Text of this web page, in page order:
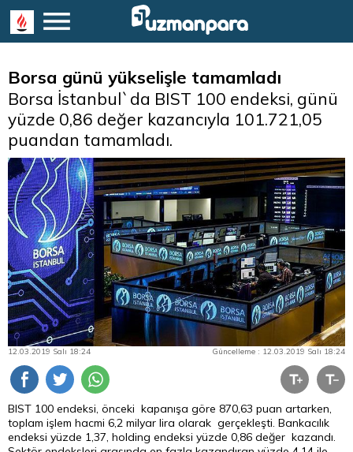
Borsa günü yükselişle tamamladı
Borsa İstanbul`da BIST 100 endeksi, günü
yüzde 0,86 değer kazancıyla 101.721,05
puandan tamamladı.
12.03.2019 Salı 18:24 Güncelleme : 12.03.2019 Salı 18:24
BIST 100 endeksi, önceki kapanışa göre 870,63 puan artarken,
toplam işlem hacmi 6,2 milyar lira olarak gerçekleşti. Bankacılık
endeksi yüzde 1,37, holding endeksi yüzde 0,86 değer kazandı.